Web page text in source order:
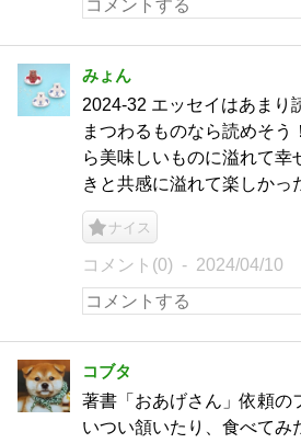
みょん
2024-32 エッセイはあまり
まつわるものなら読めそう
ら美味しいものに溢れて幸
きと共感に溢れて楽しかっ
ナイス
コメント(0) 2024/04/10
コブタ
著書「おあげさん」依頼の
いつい頷いたり、食べてみ